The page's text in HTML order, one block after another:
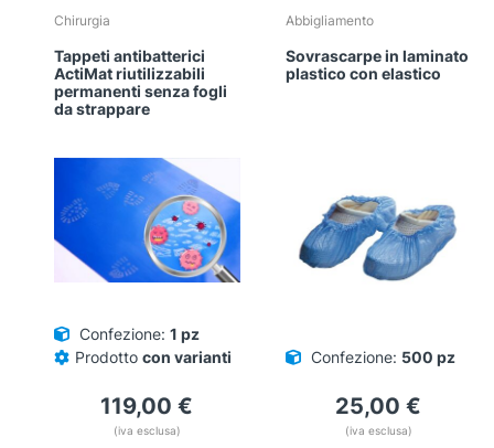
Chirurgia
Tappeti antibatterici
ActiMat riutilizzabili
permanenti senza fogli
da strappare
Confezione: 1 pz
Prodotto con varianti
119,00 €
(iva esclusa)
Abbigliamento
Sovrascarpe in laminato
plastico con elastico
Confezione: 500 pz
25,00 €
(iva esclusa)